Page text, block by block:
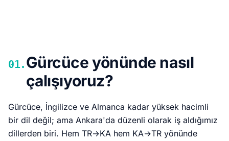
01. Gürcüce yönünde nasıl
çalışıyoruz?
Gürcüce, İngilizce ve Almanca kadar yüksek hacimli
bir dil değil; ama Ankara'da düzenli olarak iş aldığımız
dillerden biri. Hem TR→KA hem KA→TR yönünde